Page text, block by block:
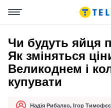
Чи будуть яйця
Як зміняться
Великоднем і
купувати
Надія Рибалко, Ігор